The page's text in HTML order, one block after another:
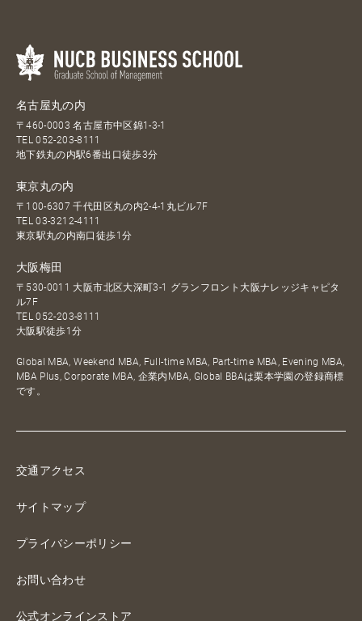
名古屋丸の内
〒460-0003 名古屋市中区錦1-3-1
TEL052-203-8111
地下鉄丸の内駅6番出口徒歩3分
東京丸の内
〒100-6307 千代田区丸の内2-4-1丸ビル7F
TEL03-3212-4111
東京駅丸の内南口徒歩1分
大阪梅田
〒530-0011 大阪市北区大深町3-1 グランフロント大阪ナレッジキャピタ
ル7F
TEL052-203-8111
大阪駅徒歩1分
Global MBA, Weekend MBA, Full-time MBA, Part-time MBA, Evening MBA,
MBA Plus, Corporate MBA, 企業内MBA, Global BBAは栗本学園の登録商標
です。
交通アクセス
サイトマップ
プライバシーポリシー
お問い合わせ
公式オンラインストア